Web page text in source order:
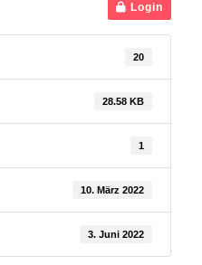
Login
20
28.58 KB
1
10. März 2022
3. Juni 2022